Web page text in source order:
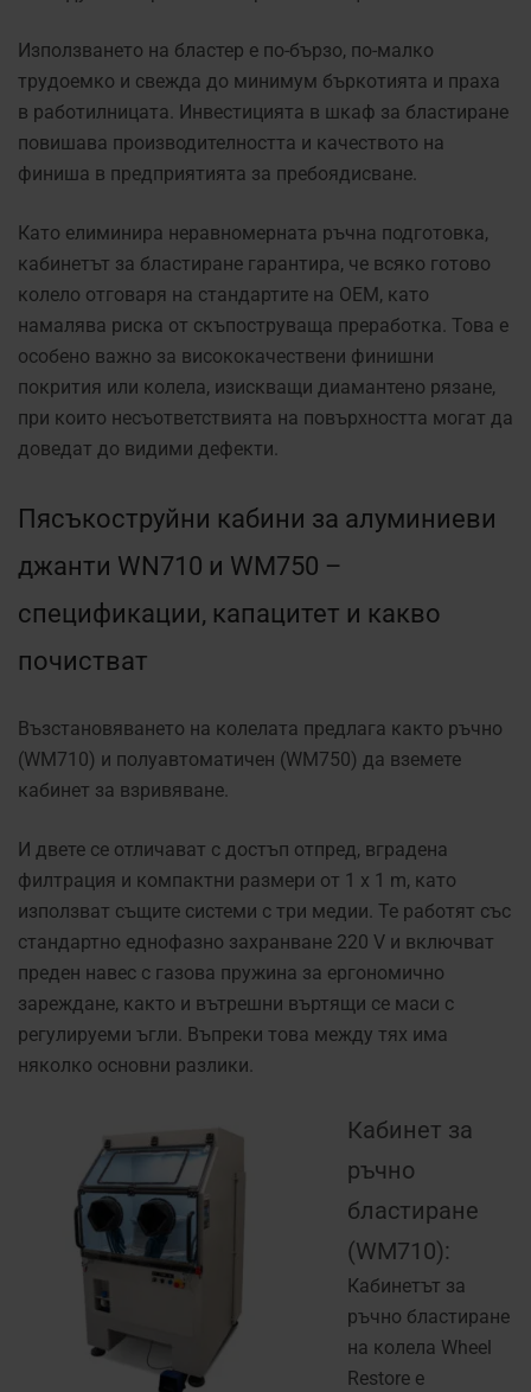
Използването на бластер е по-бързо, по-малко
трудоемко и свежда до минимум бъркотията и праха
в работилницата. Инвестицията в шкаф за бластиране
повишава производителността и качеството на
финиша в предприятията за пребоядисване.
Като елиминира неравномерната ръчна подготовка,
кабинетът за бластиране гарантира, че всяко готово
колело отговаря на стандартите на ОЕМ, като
намалява риска от скъпоструваща преработка. Това е
особено важно за висококачествени финишни
покрития или колела, изискващи диамантено рязане,
при които несъответствията на повърхността могат да
доведат до видими дефекти.
Пясъкоструйни кабини за алуминиеви
джанти WN710 и WM750 –
спецификации, капацитет и какво
почистват
Възстановяването на колелата предлага както ръчно
(WM710) и полуавтоматичен (WM750) да вземете
кабинет за взривяване.
И двете се отличават с достъп отпред, вградена
филтрация и компактни размери от 1 x 1 m, като
използват същите системи с три медии. Те работят със
стандартно еднофазно захранване 220 V и включват
преден навес с газова пружина за ергономично
зареждане, както и вътрешни въртящи се маси с
регулируеми ъгли. Въпреки това между тях има
няколко основни разлики.
Кабинет за
ръчно
бластиране
(WM710):
Кабинетът за
ръчно бластиране
на колела Wheel
Restore е